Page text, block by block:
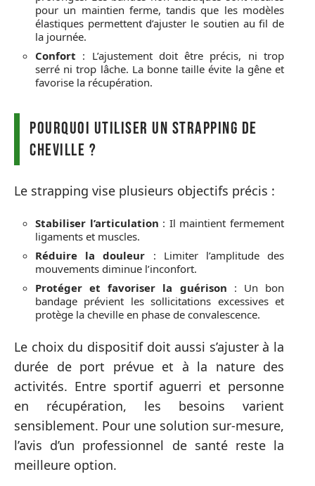
pour un maintien ferme, tandis que les modèles
élastiques permettent d’ajuster le soutien au fil de
la journée.
Confort : L’ajustement doit être précis, ni trop
serré ni trop lâche. La bonne taille évite la gêne et
favorise la récupération.
Pourquoi utiliser un strapping de
cheville ?
Le strapping vise plusieurs objectifs précis :
Stabiliser l’articulation : Il maintient fermement
ligaments et muscles.
Réduire la douleur : Limiter l’amplitude des
mouvements diminue l’inconfort.
Protéger et favoriser la guérison : Un bon
bandage prévient les sollicitations excessives et
protège la cheville en phase de convalescence.
Le choix du dispositif doit aussi s’ajuster à la
durée de port prévue et à la nature des
activités. Entre sportif aguerri et personne
en récupération, les besoins varient
sensiblement. Pour une solution sur-mesure,
l’avis d’un professionnel de santé reste la
meilleure option.